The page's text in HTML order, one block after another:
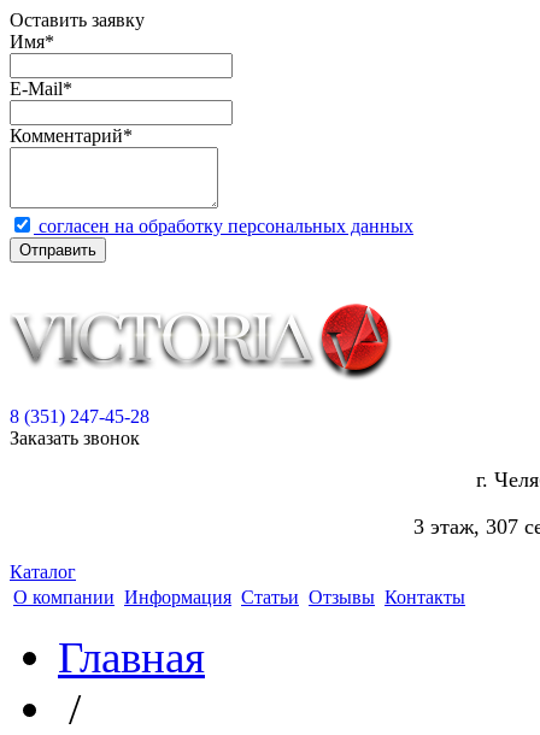
Оставить заявку
Имя*
E-Mail*
Комментарий*
согласен на обработку персональных данных
Отправить
8 (351) 247-45-28
Заказать звонок
г.
3 этаж, 307
Каталог
О компании Информация Статьи Отзывы Контакты
Главная
/